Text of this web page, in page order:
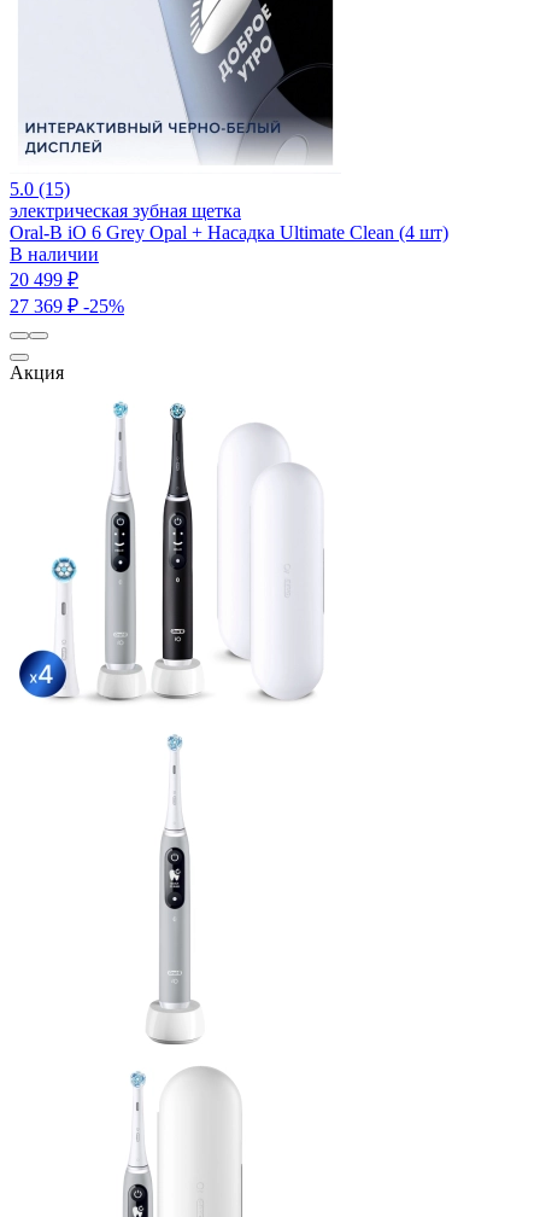
5.0 (15)
электрическая зубная щетка
Oral-B iO 6 Grey Opal + Насадка Ultimate Clean (4 шт)
В наличии
20 499 ₽
27 369 ₽ -25%
Акция